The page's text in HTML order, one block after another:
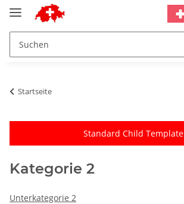
Startseite
Standard Child Template
Kategorie 2
Unterkategorie 2